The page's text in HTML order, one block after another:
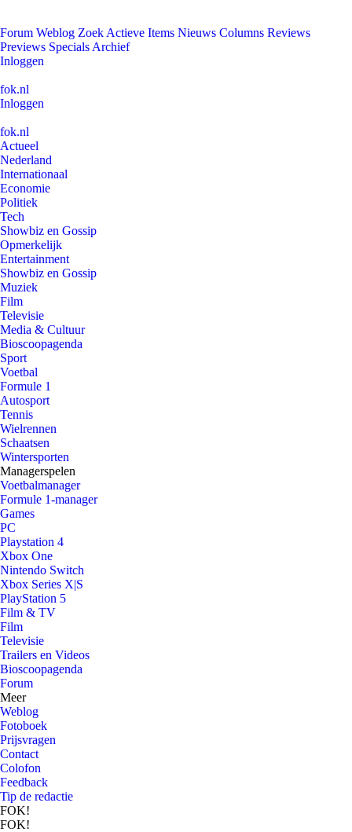
Forum Weblog Zoek Actieve Items Nieuws Columns Reviews
Previews Specials Archief
Inloggen
fok.nl
Inloggen
fok.nl
Actueel
Nederland
Internationaal
Economie
Politiek
Tech
Showbiz en Gossip
Opmerkelijk
Entertainment
Showbiz en Gossip
Muziek
Film
Televisie
Media & Cultuur
Bioscoopagenda
Sport
Voetbal
Formule 1
Autosport
Tennis
Wielrennen
Schaatsen
Wintersporten
Managerspelen
Voetbalmanager
Formule 1-manager
Games
PC
Playstation 4
Xbox One
Nintendo Switch
Xbox Series X|S
PlayStation 5
Film & TV
Film
Televisie
Trailers en Videos
Bioscoopagenda
Forum
Meer
Weblog
Fotoboek
Prijsvragen
Contact
Colofon
Feedback
Tip de redactie
FOK!
FOK!